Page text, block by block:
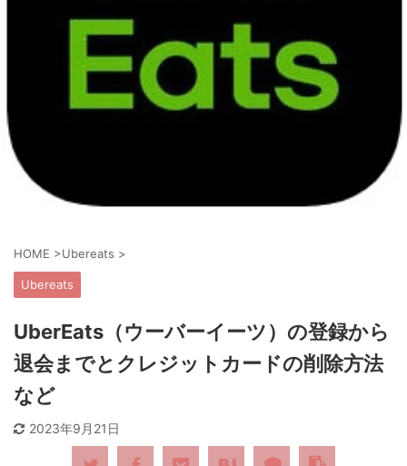
HOME >Ubereats >
Ubereats
UberEats（ウーバーイーツ）の登録から
退会までとクレジットカードの削除方法
など
2023年9月21日